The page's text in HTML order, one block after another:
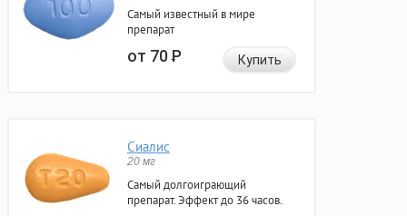
Самый известный в мире
препарат
от 70Р Купить
Сиалис
20 мг
Самый долгоиграющий
препарат. Эффект до 36 часов.